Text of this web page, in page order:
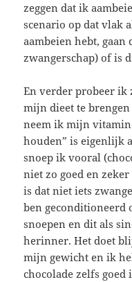
zeggen dat ik
scenario op dat vlak
aambeien hebt, gaan
zwangerschap) of is
En verder probeer
mijn dieet te
neem ik mijn
houden” is eigenlijk
snoep ik vooral
niet zo goed en
is dat niet iets
ben geconditioneerd
snoepen en dit als
herinner. Het doet
mijn gewicht en ik
chocolade zelfs